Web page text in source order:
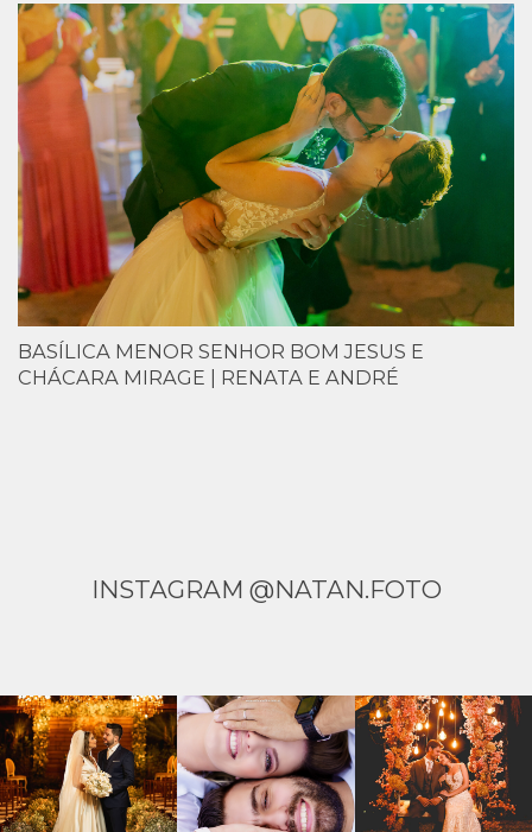
BASÍLICA MENOR SENHOR BOM JESUS E
CHÁCARA MIRAGE | RENATA E ANDRÉ
INSTAGRAM @NATAN.FOTO